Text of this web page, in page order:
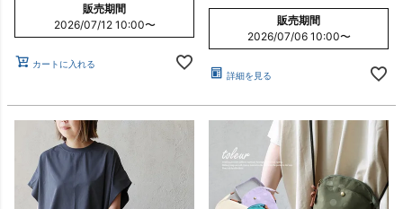
販売期間
2026/07/12 10:00〜
カートに入れる
販売期間
2026/07/06 10:00〜
詳細を見る